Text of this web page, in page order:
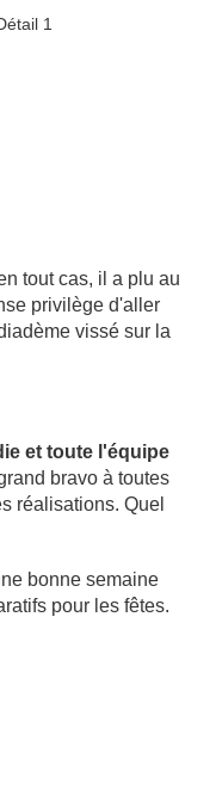
tout cas, il a plu au
privilège d'aller
vissé sur la
et toute l'équipe
bravo à toutes
réalisations. Quel
bonne semaine
pour les fêtes.